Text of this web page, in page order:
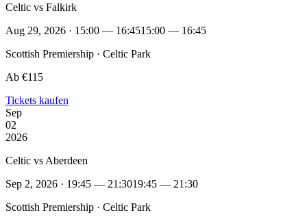
Celtic vs Falkirk
Aug 29, 2026 · 15:00 — 16:4515:00 — 16:45
Scottish Premiership · Celtic Park
Ab €115
Tickets kaufen
Sep
02
2026
Celtic vs Aberdeen
Sep 2, 2026 · 19:45 — 21:3019:45 — 21:30
Scottish Premiership · Celtic Park